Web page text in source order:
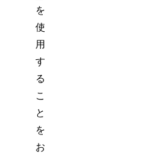
を
使
用
す
る
こ
と
を
お